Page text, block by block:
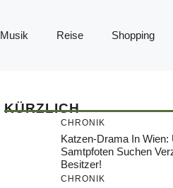
Musik Reise Shopping
KÜRZLICH
CHRONIK
Katzen-Drama In Wien:
Samtpfoten Suchen
Besitzer!
CHRONIK